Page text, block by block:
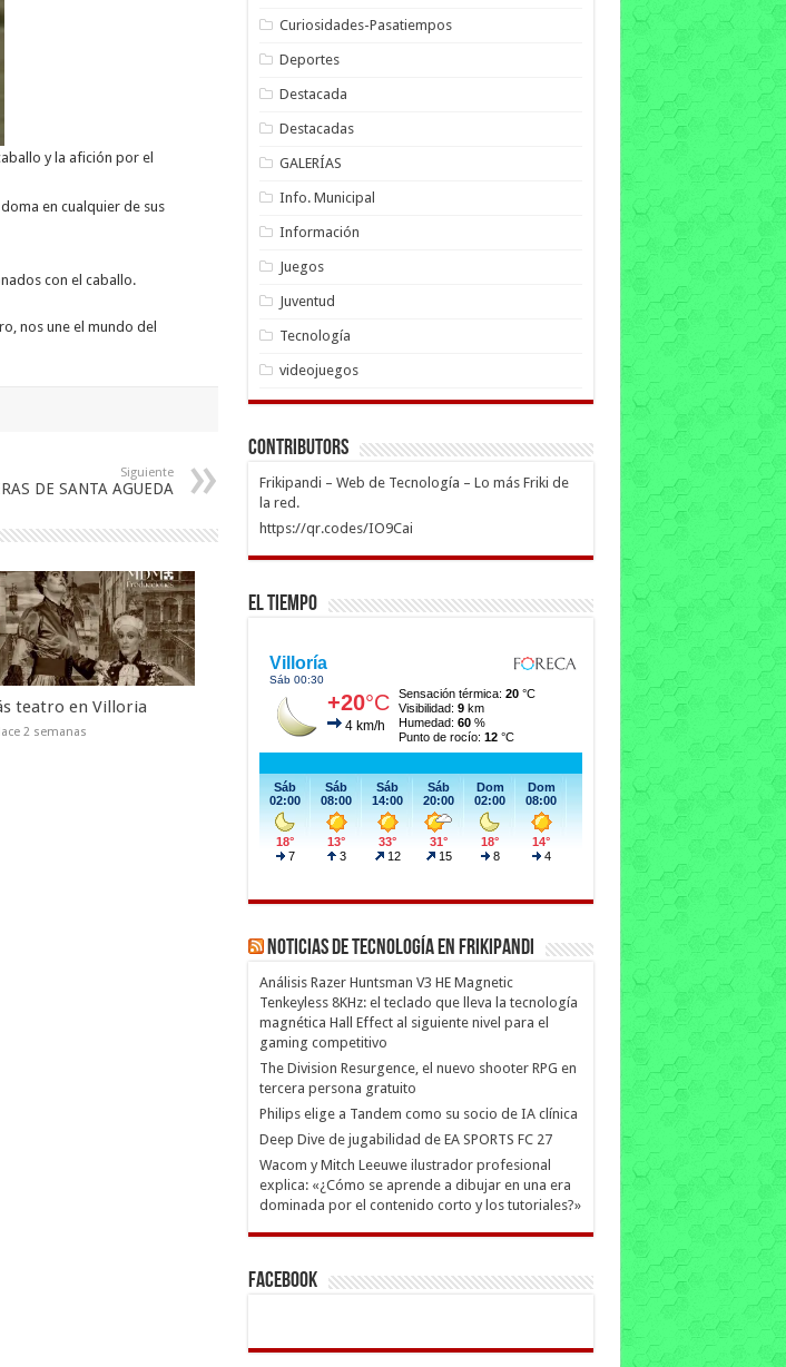
y la afición por el
en cualquier de sus
con el caballo.
nos une el mundo del
Siguiente
DE SANTA AGUEDA
teatro en Villoria
2 semanas
Curiosidades-Pasatiempos
Deportes
Destacada
Destacadas
GALERÍAS
Info. Municipal
Información
Juegos
Juventud
Tecnología
videojuegos
Contributors
Frikipandi – Web de Tecnología – Lo más Friki de
la red.
https://qr.codes/IO9Cai
El Tiempo
Noticias de Tecnología en Frikipandi
Análisis Razer Huntsman V3 HE Magnetic
Tenkeyless 8KHz: el teclado que lleva la tecnología
magnética Hall Effect al siguiente nivel para el
gaming competitivo
The Division Resurgence, el nuevo shooter RPG en
tercera persona gratuito
Philips elige a Tandem como su socio de IA clínica
Deep Dive de jugabilidad de EA SPORTS FC 27
Wacom y Mitch Leeuwe ilustrador profesional
explica: «¿Cómo se aprende a dibujar en una era
dominada por el contenido corto y los tutoriales?»
Facebook